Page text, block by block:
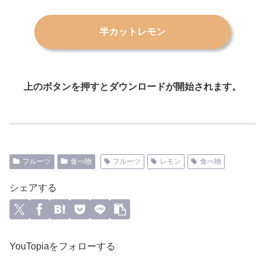
半カットレモン
上のボタンを押すとダウンロードが開始されます。
フルーツ 食べ物 フルーツ レモン 食べ物
シェアする
YouTopiaをフォローする